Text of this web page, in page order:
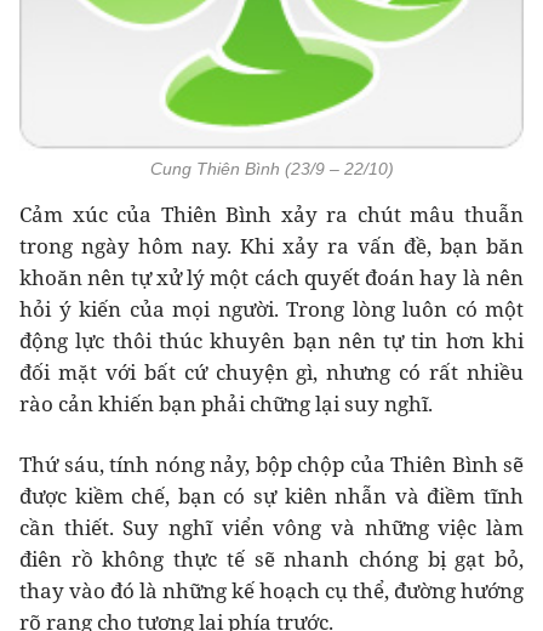
Cung Thiên Bình (23/9 – 22/10)
Cảm xúc của Thiên Bình xảy ra chút mâu thuẫn
trong ngày hôm nay. Khi xảy ra vấn đề, bạn băn
khoăn nên tự xử lý một cách quyết đoán hay là nên
hỏi ý kiến của mọi người. Trong lòng luôn có một
động lực thôi thúc khuyên bạn nên tự tin hơn khi
đối mặt với bất cứ chuyện gì, nhưng có rất nhiều
rào cản khiến bạn phải chững lại suy nghĩ.
Thứ sáu, tính nóng nảy, bộp chộp của Thiên Bình sẽ
được kiềm chế, bạn có sự kiên nhẫn và điềm tĩnh
cần thiết. Suy nghĩ viển vông và những việc làm
điên rồ không thực tế sẽ nhanh chóng bị gạt bỏ,
thay vào đó là những kế hoạch cụ thể, đường hướng
rõ rang cho tương lai phía trước.